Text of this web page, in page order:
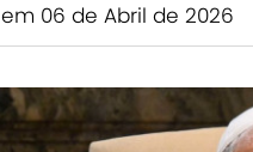
em 06 de Abril de 2026